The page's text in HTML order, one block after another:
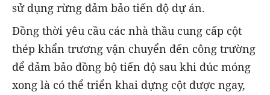
sử dụng rừng đảm bảo tiến độ dự án.
Đồng thời yêu cầu các nhà thầu cung cấp cột
thép khẩn trương vận chuyển đến công trường
để đảm bảo đồng bộ tiến độ sau khi đúc móng
xong là có thể triển khai dựng cột được ngay,